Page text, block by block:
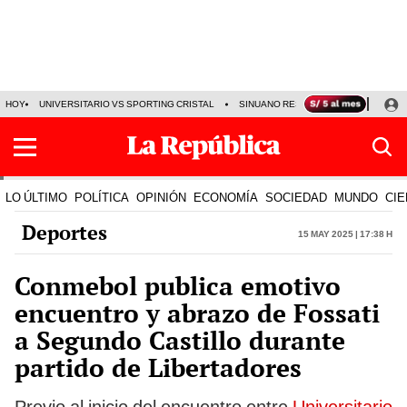
HOY UNIVERSITARIO VS SPORTING CRISTAL SINUANO RESULTADOS HOY
LO ÚLTIMO POLÍTICA OPINIÓN ECONOMÍA SOCIEDAD MUNDO
Deportes 15 May 2025 | 17:38 h
Conmebol publica emotivo
encuentro y abrazo de Fossati
a Segundo Castillo durante
partido de Libertadores